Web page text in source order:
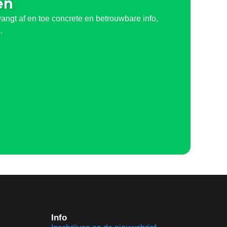
af en toe concrete en betrouwbare info,
Info